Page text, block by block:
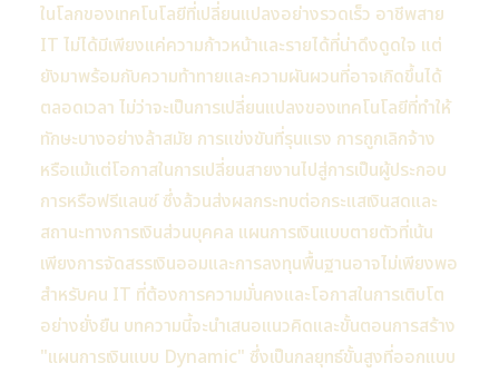
ในโลกของเทคโนโลยีที่เปลี่ยนแปลงอย่างรวดเร็ว อาชีพสาย
IT ไม่ได้มีเพียงแค่ความก้าวหน้าและรายได้ที่น่าดึงดูดใจ แต่
ยังมาพร้อมกับความท้าทายและความผันผวนที่อาจเกิดขึ้นได้
ตลอดเวลา ไม่ว่าจะเป็นการเปลี่ยนแปลงของเทคโนโลยีที่ทำให้
ทักษะบางอย่างล้าสมัย การแข่งขันที่รุนแรง การถูกเลิกจ้าง
หรือแม้แต่โอกาสในการเปลี่ยนสายงานไปสู่การเป็นผู้ประกอบ
การหรือฟรีแลนซ์ ซึ่งล้วนส่งผลกระทบต่อกระแสเงินสดและ
สถานะทางการเงินส่วนบุคคล แผนการเงินแบบตายตัวที่เน้น
เพียงการจัดสรรเงินออมและการลงทุนพื้นฐานอาจไม่เพียงพอ
สำหรับคน IT ที่ต้องการความมั่นคงและโอกาสในการเติบโต
อย่างยั่งยืน บทความนี้จะนำเสนอแนวคิดและขั้นตอนการสร้าง
"แผนการเงินแบบ Dynamic" ซึ่งเป็นกลยุทธ์ขั้นสูงที่ออกแบบ